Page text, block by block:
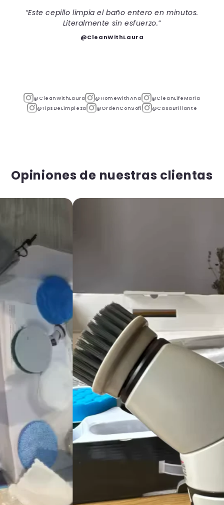
“Este cepillo limpia el baño entero en minutos.
Literalmente sin esfuerzo.”
@CleanWithLaura
@CleanWithLaura @HomeWithAna
@CleanLifeMaria
@TipsDeLimpieza
@OrdenConSofi @CasaBrillante
Opiniones de nuestras clientas